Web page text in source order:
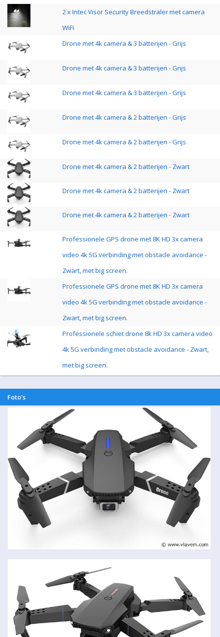
2 x Intec Visor Security Breedstraler met camera
WiFi
Drone met 4k camera & 3 batterijen - Grijs
Drone met 4k camera & 3 batterijen - Grijs
Drone met 4k camera & 3 batterijen - Grijs
Drone met 4k camera & 2 batterijen - Grijs
Drone met 4k camera & 2 batterijen - Grijs
Drone met 4k camera & 2 batterijen - Zwart
Drone met 4k camera & 2 batterijen - Zwart
Drone met 4k camera & 2 batterijen - Zwart
Professionele GPS drone met 8K HD 3x camera
video 4k 5G verbinding met obstacle avoidance -
Zwart, met big screen.
Professionele GPS drone met 8K HD 3x camera
video 4k 5G verbinding met obstacle avoidance -
Zwart, met big screen.
Professionele schiet drone 8k HD 3x camera video
4k 5G verbinding met obstacle avoidance - Zwart,
met big screen.
Foto's